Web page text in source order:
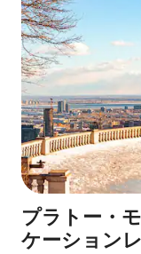
プラトー・
ケーション